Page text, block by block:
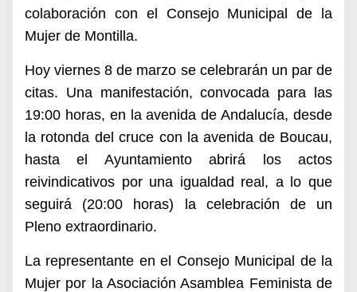
colaboración con el Consejo Municipal de la
Mujer de Montilla.
Hoy viernes 8 de marzo se celebrarán un par de
citas. Una manifestación, convocada para las
19:00 horas, en la avenida de Andalucía, desde
la rotonda del cruce con la avenida de Boucau,
hasta el Ayuntamiento abrirá los actos
reivindicativos por una igualdad real, a lo que
seguirá (20:00 horas) la celebración de un
Pleno extraordinario.
La representante en el Consejo Municipal de la
Mujer por la Asociación Asamblea Feminista de